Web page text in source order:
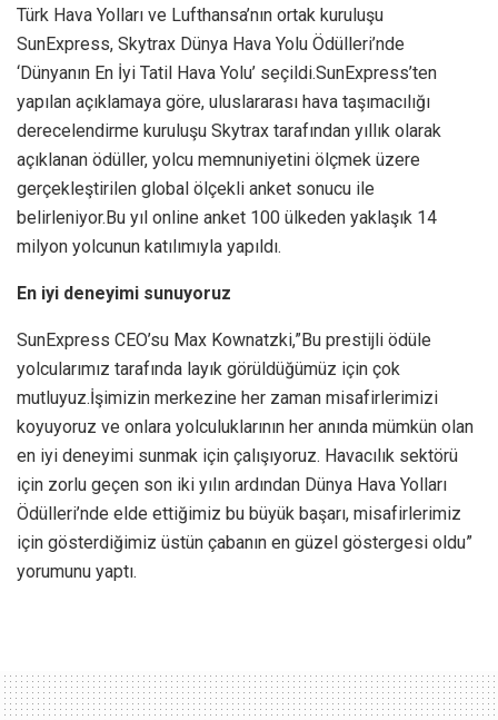
Türk Hava Yolları ve Lufthansa’nın ortak kuruluşu
SunExpress, Skytrax Dünya Hava Yolu Ödülleri’nde
‘Dünyanın En İyi Tatil Hava Yolu’ seçildi.SunExpress’ten
yapılan açıklamaya göre, uluslararası hava taşımacılığı
derecelendirme kuruluşu Skytrax tarafından yıllık olarak
açıklanan ödüller, yolcu memnuniyetini ölçmek üzere
gerçekleştirilen global ölçekli anket sonucu ile
belirleniyor.Bu yıl online anket 100 ülkeden yaklaşık 14
milyon yolcunun katılımıyla yapıldı.
En iyi deneyimi sunuyoruz
SunExpress CEO’su Max Kownatzki,”Bu prestijli ödüle
yolcularımız tarafında layık görüldüğümüz için çok
mutluyuz.İşimizin merkezine her zaman misafirlerimizi
koyuyoruz ve onlara yolculuklarının her anında mümkün olan
en iyi deneyimi sunmak için çalışıyoruz. Havacılık sektörü
için zorlu geçen son iki yılın ardından Dünya Hava Yolları
Ödülleri’nde elde ettiğimiz bu büyük başarı, misafirlerimiz
için gösterdiğimiz üstün çabanın en güzel göstergesi oldu”
yorumunu yaptı.